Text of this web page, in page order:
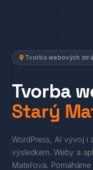
Tvorba webových
Tvorba
Starý
WordPress, AI vývoj i
výsledkem. Weby a
Mateřova.